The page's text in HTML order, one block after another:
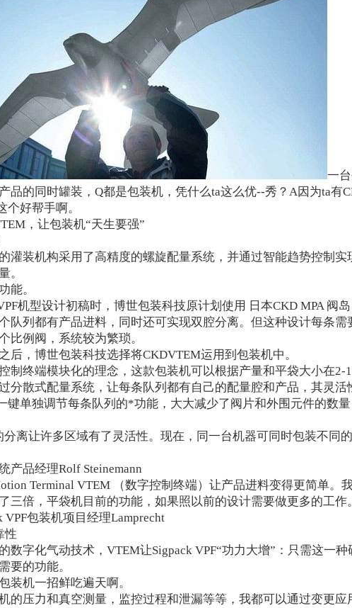
一
品的同时罐装，Q都是包装机，凭什么ta这么优--秀？A因为ta有
个好帮手啊。
，让包装机“天生要强”
灌装机构采用了高精度的螺旋配量系统，并通过智能趋势控制实
。
能。
机型设计初稿时，博世包装科技原计划使用 日本CKD MPA 阀
队列都有产品进料，同时还可实现双腔分离。但这种设计每条需
比例阀，系统较为繁琐。
后，博世包装科技选择将CKDVTEM运用到包装机中。
制终端模块化的理念，这款包装机可以根据产量和平袋大小在2-
分散式配量系统，让每条队列都有自己的配量腔和产品，其灵活
键单独调节每条队列的*功能，大大减少了阀片和外围元件的数
分离让许多区域有了灵活性。现在，同一台机器可同时包装不同
产品经理Rolf Steinemann
Terminal VTEM （数字控制终端）让产品进料变得更简单。
三倍，平袋机目前的功能，如果照以前的设计需要做更多的工作。
包装机项目经理Lamprecht
性
数字化气动技术，VTEM让Sigpack VPF“功力大增”：只需这一种
要的功能。
装机一招鲜吃遍天啊。
的压力和真空测量，监控过程和泄漏等等，我都可以通过变更应